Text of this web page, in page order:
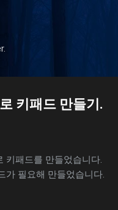
키패드 만들기.
키패드를 만들었습니다.
가 필요해 만들었습니다.